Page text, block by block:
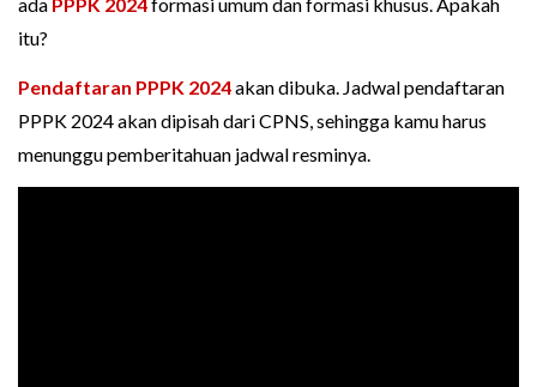
itu?
Pendaftaran PPPK 2024akan dibuka. Jadwal pendaftaran
PPPK 2024 akan dipisah dari CPNS, sehingga kamu harus
menunggu pemberitahuan jadwal resminya.